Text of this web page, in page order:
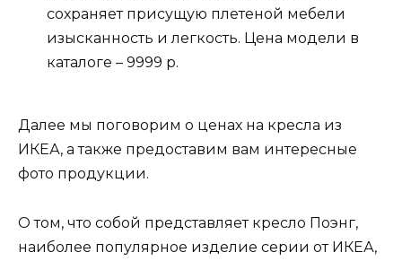
сохраняет присущую плетеной мебели
изысканность и легкость. Цена модели в
каталоге – 9999 р.
Далее мы поговорим о ценах на кресла из
ИКЕА, а также предоставим вам интересные
фото продукции.
О том, что собой представляет кресло Поэнг,
наиболее популярное изделие серии от ИКЕА,